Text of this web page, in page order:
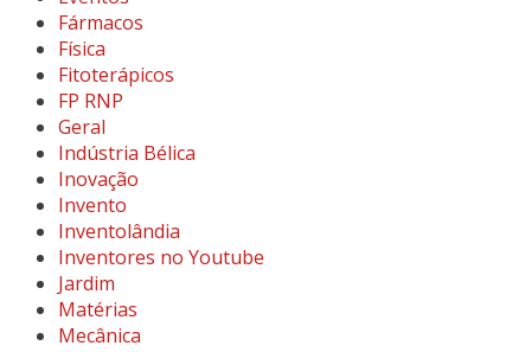
Fármacos
Física
Fitoterápicos
FP RNP
Geral
Indústria Bélica
Inovação
Invento
Inventolândia
Inventores no Youtube
Jardim
Matérias
Mecânica